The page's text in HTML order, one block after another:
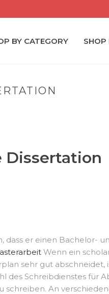
BY CATEGORY SHOP
Dissertation
er einen Bachelor-
Wenn ein
sehr gut abschneidet,
des Schreibdienstes für
schreiben. An